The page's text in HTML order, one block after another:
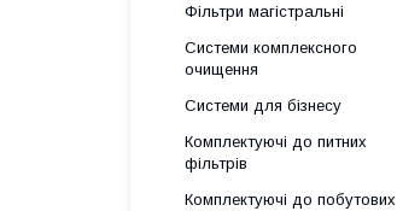
Фільтри магістральні
Системи комплексного
очищення
Системи для бізнесу
Комплектуючі до питних
фільтрів
Комплектуючі до побутових